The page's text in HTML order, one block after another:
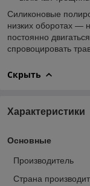
Силиконовые
низких оборотах —
постоянно
спровоцировать
Скрыть
Характеристики
Основные
Производитель
Страна